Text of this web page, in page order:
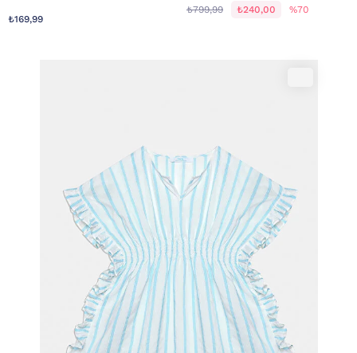
₺169,99
₺799,99 ₺240,00 %70